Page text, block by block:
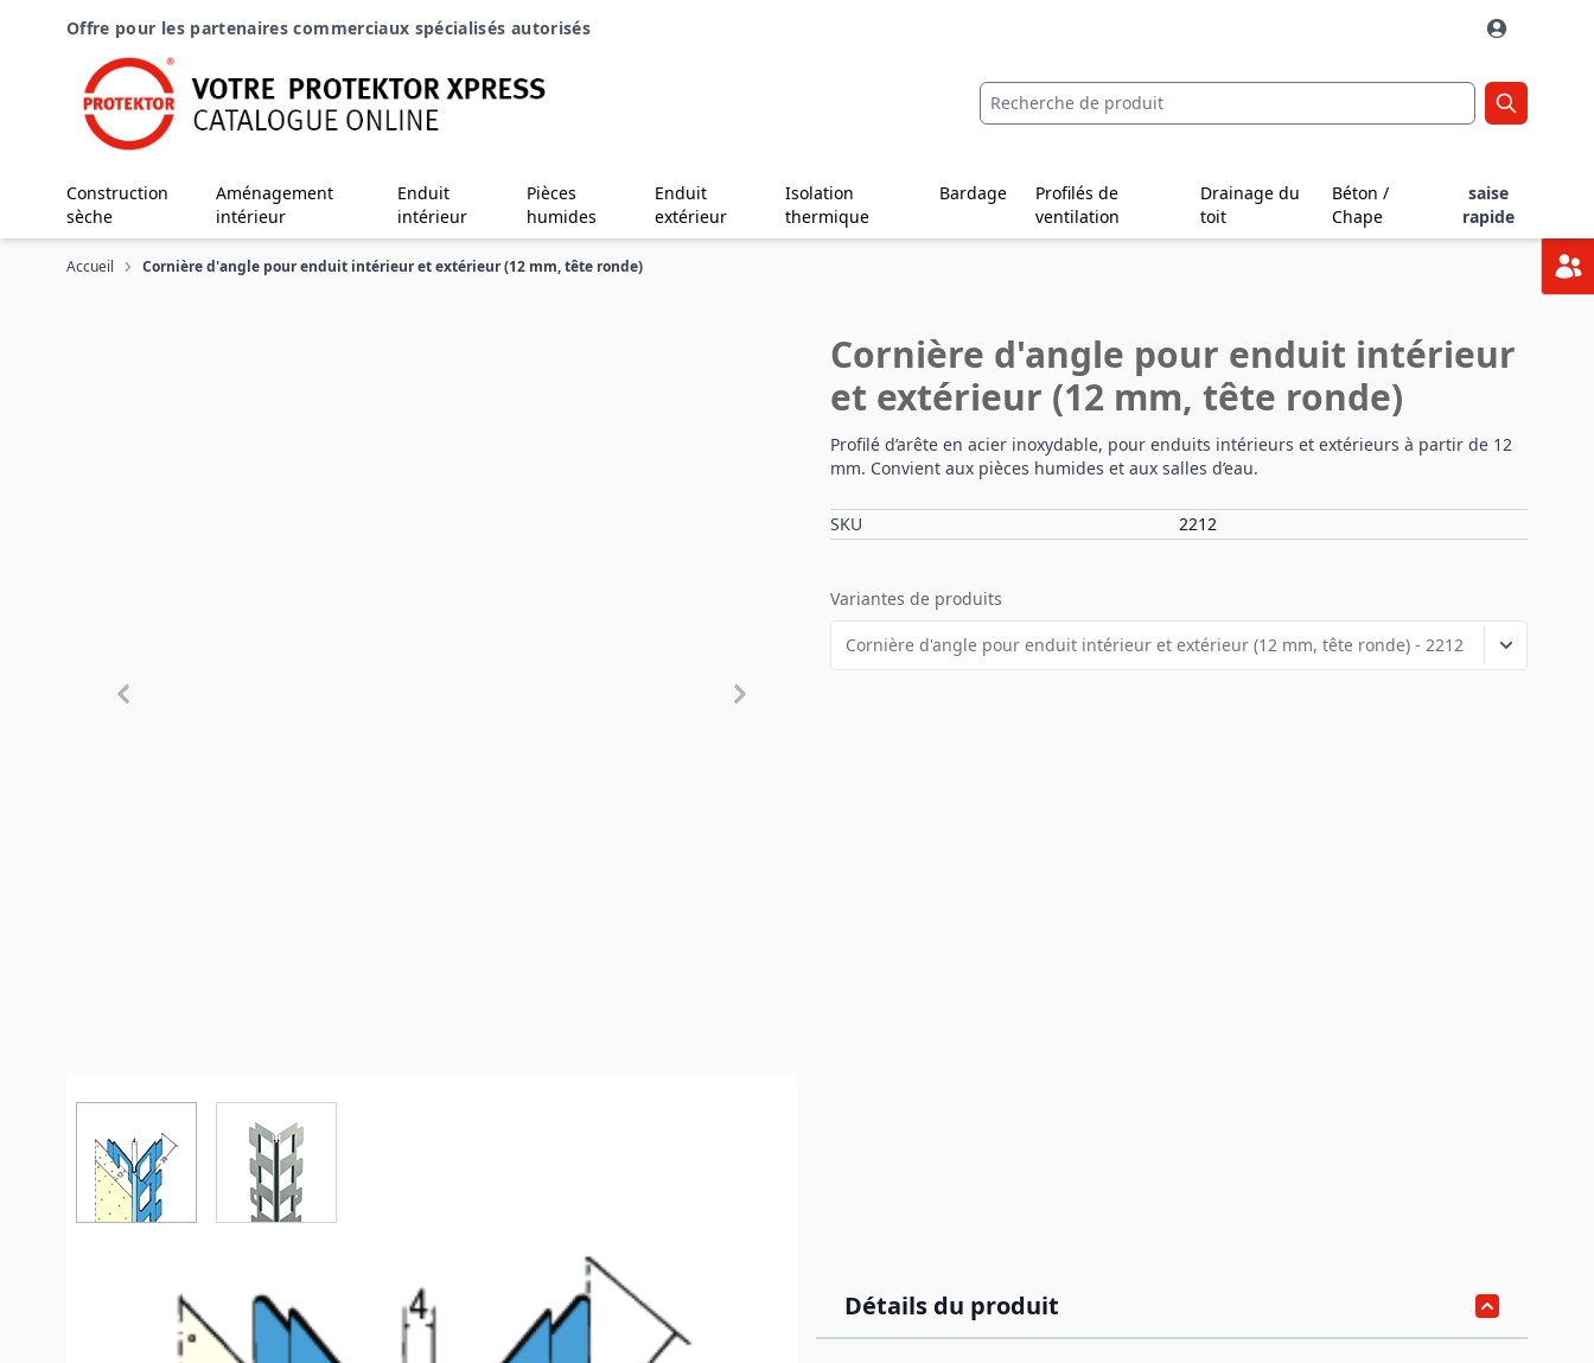
Offre pour les partenaires commerciaux spécialisés autorisés
Construction
sèche
Aménagement
intérieur
Enduit
intérieur
Pièces
humides
Enduit
extérieur
Isolation
thermique
Bardage
Profilés de
ventilation
Drainage du
toit
Béton /
Chape
saise
rapide
Accueil Cornière d'angle pour enduit intérieur et extérieur (12 mm, tête ronde)
View larger imageView larger image
Cornière d'angle pour enduit intérieur
et extérieur (12 mm, tête ronde)
Profilé d’arête en acier inoxydable, pour enduits intérieurs et extérieurs à partir de 12
mm. Convient aux pièces humides et aux salles d’eau.
SKU 2212
Variantes de produits
Productinformation Détails du produit